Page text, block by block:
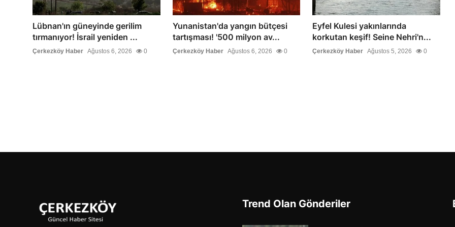
Lübnan'ın güneyinde gerilim
tırmanıyor! İsrail yeniden ...
Çerkezköy Haber Ağustos 6, 2026 0
Yunanistan'da yangın bütçesi
tartışması! '500 milyon av...
Çerkezköy Haber Ağustos 6, 2026 0
Eyfel Kulesi yakınlarında
korkutan keşif! Seine Nehri'n...
Çerkezköy Haber Ağustos 5, 2026 0
Trend Olan Gönderiler